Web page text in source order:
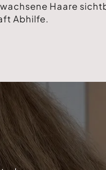
Haare
Abhilfe.